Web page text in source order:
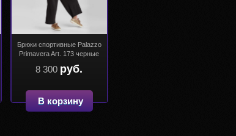
Брюки спортивные Palazzo
Primavera Art. 173 черные
8 300 руб.
В корзину